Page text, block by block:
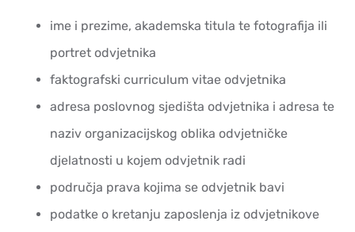
ime i prezime, akademska titula te fotografija ili
portret odvjetnika
faktografski curriculum vitae odvjetnika
adresa poslovnog sjedišta odvjetnika i adresa te
naziv organizacijskog oblika odvjetničke
djelatnosti u kojem odvjetnik radi
područja prava kojima se odvjetnik bavi
podatke o kretanju zaposlenja iz odvjetnikove